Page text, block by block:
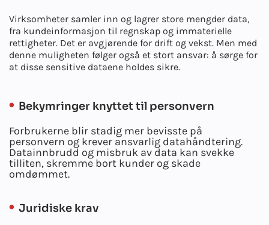
Virksomheter samler inn og lagrer store mengder data,
fra kundeinformasjon til regnskap og immaterielle
rettigheter. Det er avgjørende for drift og vekst. Men med
denne muligheten følger også et stort ansvar: å sørge for
at disse sensitive dataene holdes sikre.
Bekymringer knyttet til personvern
Forbrukerne blir stadig mer bevisste på
personvern og krever ansvarlig datahåndtering.
Datainnbrudd og misbruk av data kan svekke
tilliten, skremme bort kunder og skade
omdømmet.
Juridiske krav